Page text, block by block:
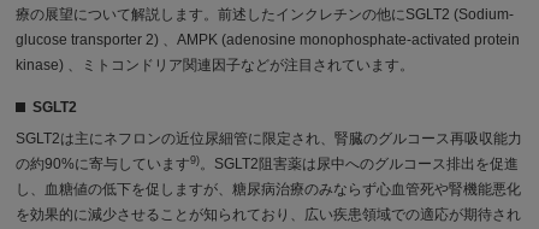
療の展望について解説します。前述したインクレチンの他にSGLT2 (Sodium-
glucose transporter 2) 、AMPK (adenosine monophosphate-activated protein
kinase) 、ミトコンドリア関連因子などが注目されています。
SGLT2
SGLT2は主にネフロンの近位尿細管に限定され、腎臓のグルコース再吸収能力
の約90%に寄与しています9)。SGLT2阻害薬は尿中へのグルコース排出を促進
し、血糖値の低下を促しますが、糖尿病治療のみならず心血管死や腎機能悪化
を効果的に減少させることが知られており、広い疾患領域での適応が期待され